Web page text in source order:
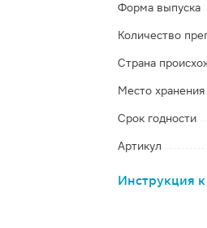
Форма выпуска
Количество
Страна
Место хранения
Срок годности
Артикул
Инструкция